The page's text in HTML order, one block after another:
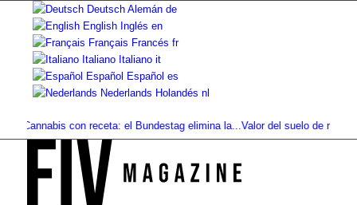
Deutsch Alemán de
English Inglés en
Français Francés fr
Italiano Italiano it
Español Español es
Nederlands Holandés nl
Cannabis con receta: el Bundestag elimina la...Valor del suelo de referencia